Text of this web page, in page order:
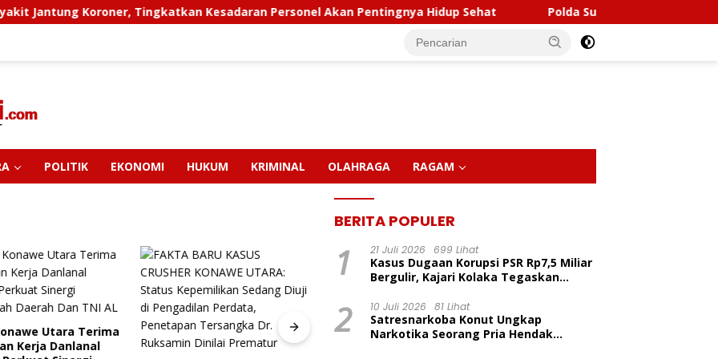
Tingkatkan Kesadaran Personel Akan Pentingnya Hidup Sehat Polda Sultra Musnahkan 5,4 Kilogram
POLITIK EKONOMI HUKUM KRIMINAL OLAHRAGA RAGAM
Utara Terima
Kerja Danlanal
PT MLP Inisiasi Program
Kapolda Sultra Pimpin
BERITA POPULER
1 21 Juli 2026 699 Lihat
Kasus Dugaan Korupsi PSR Rp7,5 Miliar
Bergulir, Kajari Kolaka Tegaskan
2 10 Juli 2026 81 Lihat
Satresnarkoba Konut Ungkap
Narkotika Seorang Pria Hendak